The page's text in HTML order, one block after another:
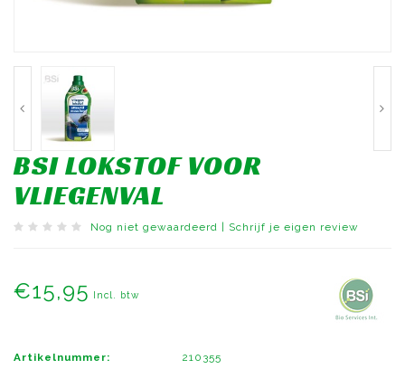
BSI LOKSTOF VOOR
VLIEGENVAL
Nog niet gewaardeerd Schrijf je eigen review
€15,95 Incl. btw
Artikelnummer:
210355